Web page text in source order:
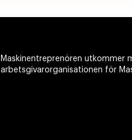
Maskinentreprenören utkommer
arbetsgivarorganisationen för